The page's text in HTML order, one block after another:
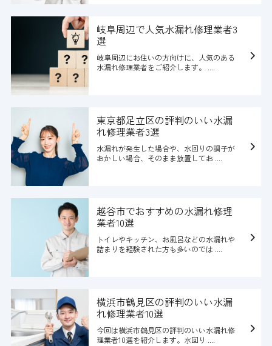
岐阜周辺で人気水漏れ修理業者3
選
岐阜周辺にお住いの方向けに、人気のある
水漏れ修理業者をご紹介します。 ....
東京都足立区の評判のいい水漏
れ修理業者3選
水漏れが発生した場合や、水回りの調子が
おかしい場合、そのまま放置してお ....
越谷市でおすすめの水漏れ修理
業者10選
トイレやキッチン、お風呂などの水漏れや
詰まりを経験された方も多いのでは ....
横浜市鶴見区の評判のいい水漏
れ修理業者10選
今回は横浜市鶴見区の評判のいい水漏れ修
理業者10選を紹介します。水回り ....